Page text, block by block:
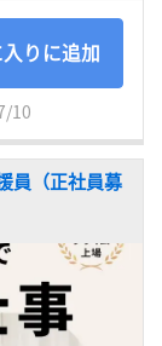
りに追加
10
員（正社員募